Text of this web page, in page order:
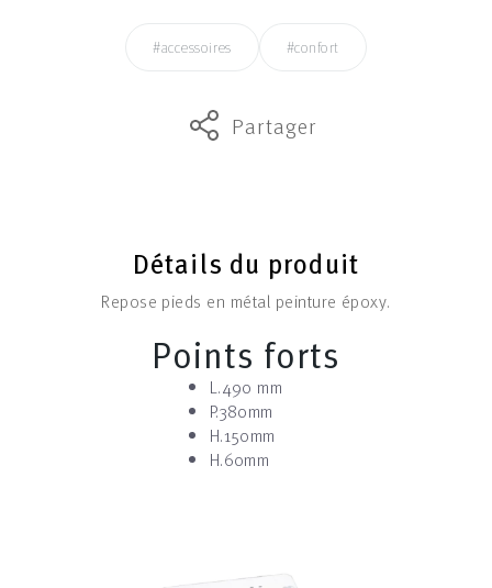
#accessoires #confort
Partager
Détails du produit
Repose pieds en métal peinture époxy.
Points forts
L.490 mm
P.380mm
H.150mm
H.60mm